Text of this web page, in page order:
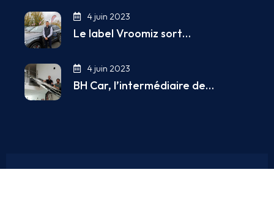
4 juin 2023
Le label Vroomiz sort…
4 juin 2023
BH Car, l’intermédiaire de…